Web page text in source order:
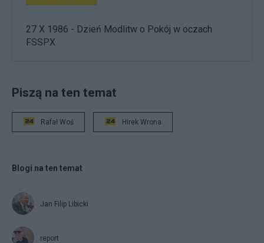
27 X 1986 - Dzień Modlitw o Pokój w oczach
FSSPX
Piszą na ten temat
Rafał Woś Hirek Wrona
Blogi na ten temat
Jan Filip Libicki
report